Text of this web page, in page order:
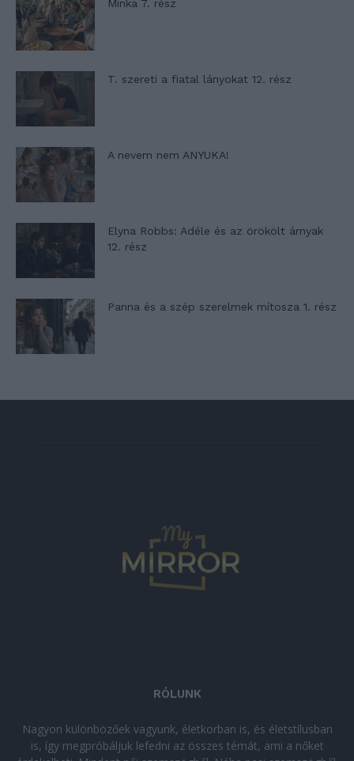
Minka 7. rész
T. szereti a fiatal lányokat 12. rész
A nevem nem ANYUKA!
Elyna Robbs: Adéle és az örökölt árnyak
12. rész
Panna és a szép szerelmek mítosza 1. rész
RÓLUNK
Nagyon különbözőek vagyunk, életkorban is, és életstílusban
is, így megpróbáljuk lefedni az összes témát, ami a nőket